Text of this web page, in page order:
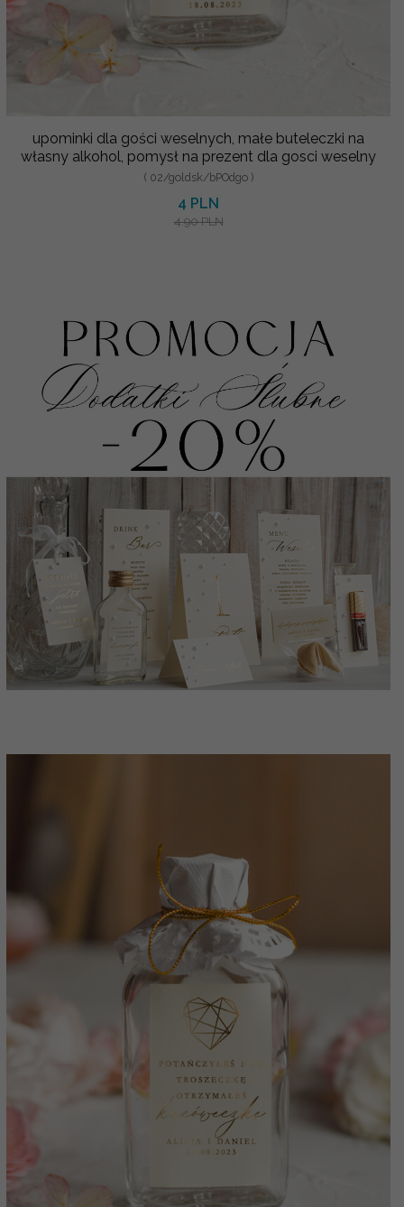
upominki dla gości weselnych, małe buteleczki na
własny alkohol, pomysł na prezent dla gosci weselny
( 02/goldsk/bPOdgo )
4 PLN
4.90 PLN